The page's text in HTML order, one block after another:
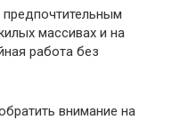
массивах и на
работа без
внимание на